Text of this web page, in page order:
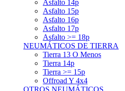
Asfalto 16p
Asfalto 17p
Asfalto >= 18p
NEUMÁTICOS DE TIERRA
Tierra 13 O Menos
Tierra 14p
Tierra >= 15p
Offroad Y 4x4
OTROS NEUMÁTICOS
Otros Tipos De Neumáticos